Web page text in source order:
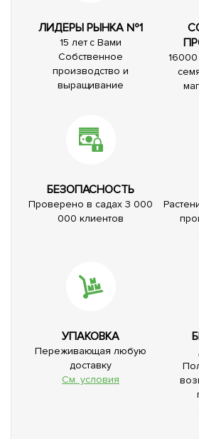
ЛИДЕРЫ РЫНКА №1
15 лет с Вами
Собственное
производство и
выращивание
16000
БЕЗОПАСНОСТЬ
Проверено в садах 3 000
000 клиентов
УПАКОВКА
Переживающая любую
доставку
См. условия